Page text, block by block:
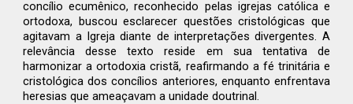
concílio ecumênico, reconhecido pelas igrejas católica e
ortodoxa, buscou esclarecer questões cristológicas que
agitavam a Igreja diante de interpretações divergentes. A
relevância desse texto reside em sua tentativa de
harmonizar a ortodoxia cristã, reafirmando a fé trinitária e
cristológica dos concílios anteriores, enquanto enfrentava
heresias que ameaçavam a unidade doutrinal.